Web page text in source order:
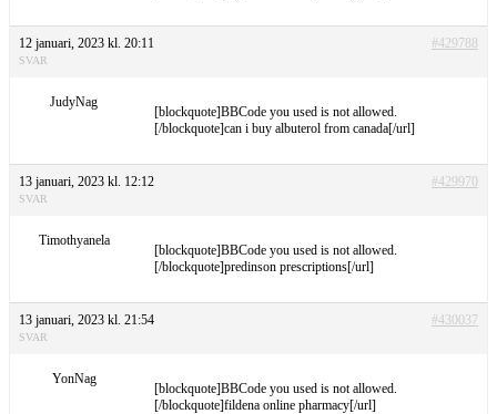
12 januari, 2023 kl. 20:11 #429788
SVAR
JudyNag
[blockquote]BBCode you used is not allowed.
[/blockquote]can i buy albuterol from canada[/url]
13 januari, 2023 kl. 12:12 #429970
SVAR
Timothyanela
[blockquote]BBCode you used is not allowed.
[/blockquote]predinson prescriptions[/url]
13 januari, 2023 kl. 21:54 #430037
SVAR
YonNag
[blockquote]BBCode you used is not allowed.
[/blockquote]fildena online pharmacy[/url]